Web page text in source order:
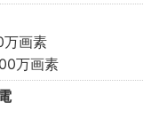
画素
万画素